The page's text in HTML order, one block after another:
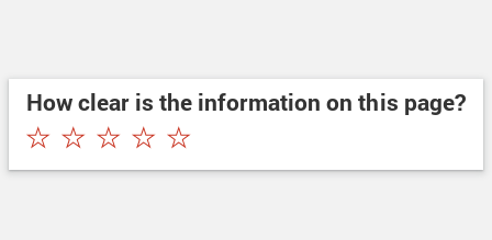
How clear is the information on this page?
★ ★ ★ ★ ★